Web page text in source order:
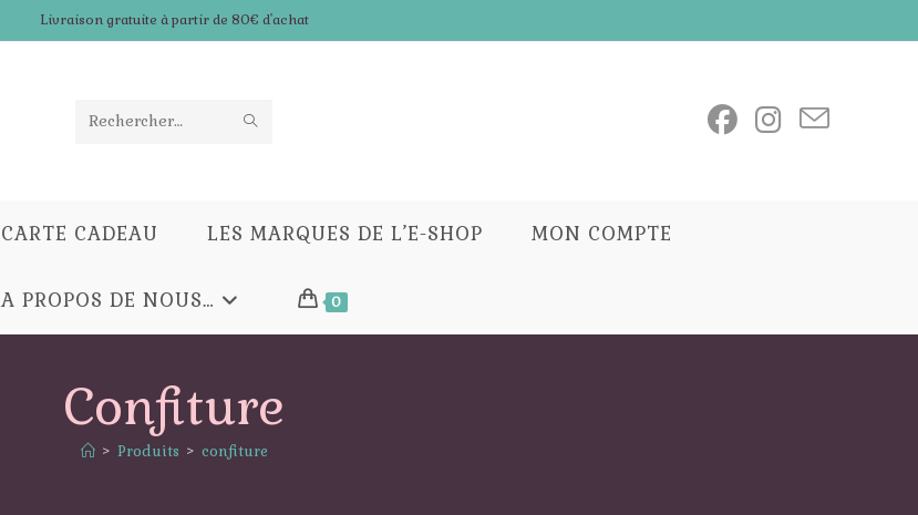
Livraison gratuite à partir de 80€ d'achat
Rechercher
CARTE CADEAU LES MARQUES DE L’E-SHOP MON COMPTE
A PROPOS DE NOUS… 0
Confiture
> Produits > confiture